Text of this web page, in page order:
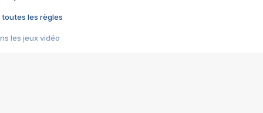
toutes les règles
les jeux vidéo